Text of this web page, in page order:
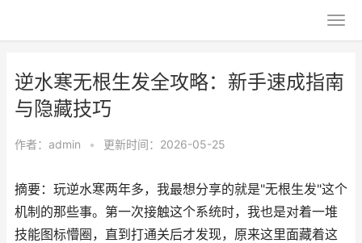
逆水寒无根生发全攻略：新手速成指南
与隐藏技巧
作者： admin • 更新时间：2026-05-25
摘要：玩逆水寒两年多，我最想分享的就是"无根生发"这个
机制的那些事。第一次接触这个系统时，我也是对着一堆
技能图标懵圈，直到打通关后才发现，原来这里面藏着这